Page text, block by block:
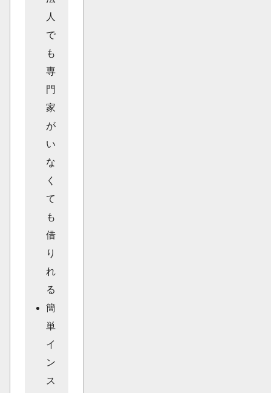
人
で
も
専
門
家
が
い
な
く
て
も
借
り
れ
る
簡
単
イ
ン
ス